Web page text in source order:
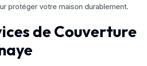
protéger votre maison durablement.
de Couverture